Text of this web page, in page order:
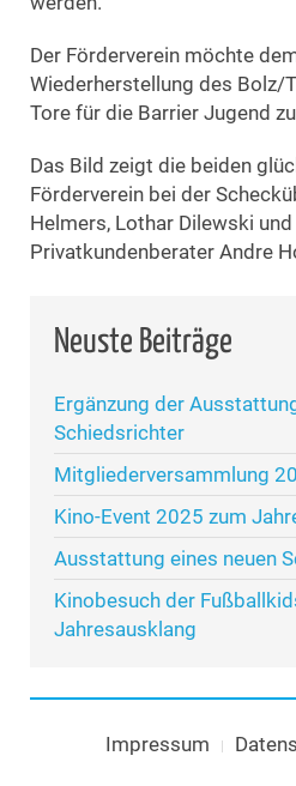
Der Förderverein möchte
Wiederherstellung des Bolz/
Tore für die Barrier Jugend
Das Bild zeigt die beiden
Förderverein bei der
Helmers, Lothar Dilewski
Privatkundenberater Andre
Neuste Beiträge
Ergänzung der
Schiedsrichter
Mitgliederversammlung
Kino-Event 2025 zum
Ausstattung eines neuen
Kinobesuch der
Jahresausklang
Impressum